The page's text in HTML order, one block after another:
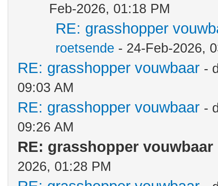
Feb-2026, 01:18 PM
RE: grasshopper
roetsende - 24-Feb-2026,
RE: grasshopper vouwbaar -
09:03 AM
RE: grasshopper vouwbaar -
09:26 AM
RE: grasshopper vouwbaar
2026, 01:28 PM